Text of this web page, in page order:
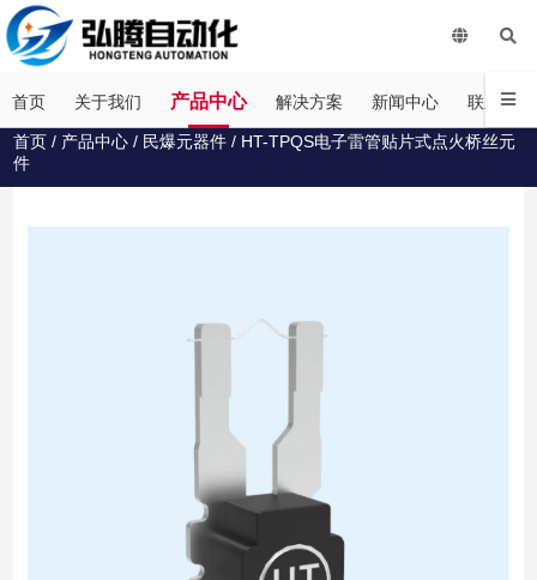
首页 关于我们 产品中心 解决方案 新闻中心 联系我们
首页 / 产品中心 / 民爆元器件 / HT-TPQS电子雷管贴片式点火桥丝元
件